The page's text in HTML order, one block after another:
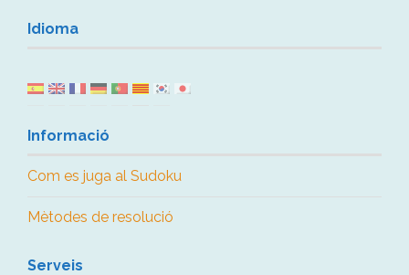
Idioma
Informació
Com es juga al Sudoku
Mètodes de resolució
Serveis